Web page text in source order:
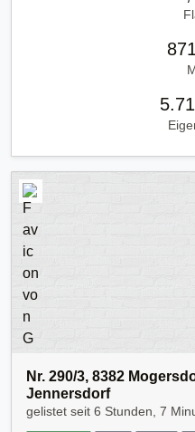
Nr. 290/3, 8382
Jennersdorf
gelistet seit 6 Stunden, 7